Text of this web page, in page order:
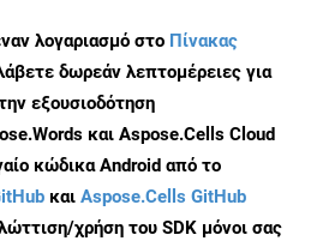
λογαριασμό στο Πίνακας
δωρεάν λεπτομέρειες για
εξουσιοδότηση
και Aspose.Cells Cloud
κώδικα Android από το
και Aspose.Cells GitHub
χρήση του SDK μόνοι σας